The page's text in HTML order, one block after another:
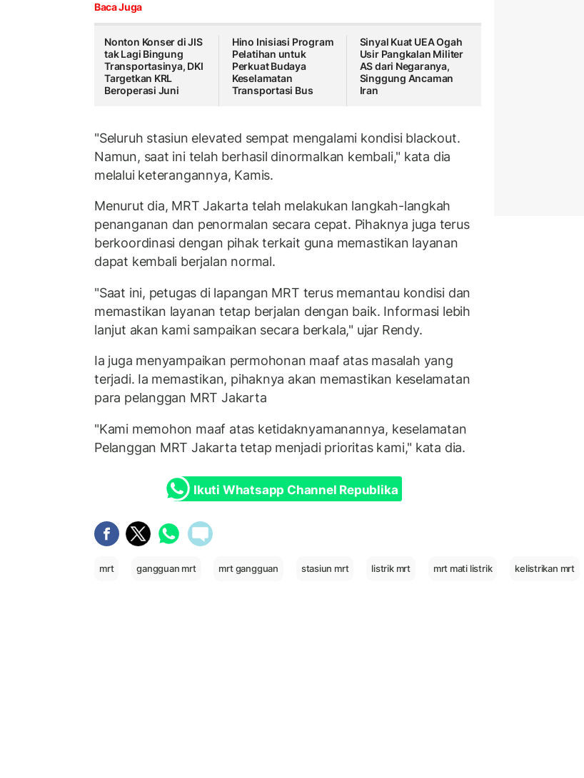
Baca Juga
Nonton Konser di JIS
tak Lagi Bingung
Transportasinya, DKI
Targetkan KRL
Beroperasi Juni
Hino Inisiasi Program
Pelatihan untuk
Perkuat Budaya
Keselamatan
Transportasi Bus
Sinyal Kuat UEA Ogah
Usir Pangkalan Militer
AS dari Negaranya,
Singgung Ancaman
Iran
"Seluruh stasiun elevated sempat mengalami kondisi blackout.
Namun, saat ini telah berhasil dinormalkan kembali," kata dia
melalui keterangannya, Kamis.
Menurut dia, MRT Jakarta telah melakukan langkah-langkah
penanganan dan penormalan secara cepat. Pihaknya juga terus
berkoordinasi dengan pihak terkait guna memastikan layanan
dapat kembali berjalan normal.
"Saat ini, petugas di lapangan MRT terus memantau kondisi dan
memastikan layanan tetap berjalan dengan baik. Informasi lebih
lanjut akan kami sampaikan secara berkala," ujar Rendy.
Ia juga menyampaikan permohonan maaf atas masalah yang
terjadi. Ia memastikan, pihaknya akan memastikan keselamatan
para pelanggan MRT Jakarta
"Kami memohon maaf atas ketidaknyamanannya, keselamatan
Pelanggan MRT Jakarta tetap menjadi prioritas kami," kata dia.
Ikuti Whatsapp Channel Republika
mrt gangguan mrt mrt gangguan stasiun mrt listrik mrt mrt mati listrik kelistrikan mrt